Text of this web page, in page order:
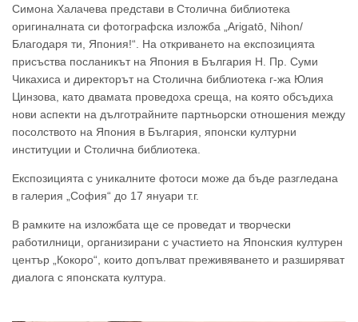
Симона Халачева представи в Столична библиотека
оригиналната си фотографска изложба „Arigatō, Nihon/
Благодаря ти, Япония!“. На откриването на експозицията
присъства посланикът на Япония в България Н. Пр. Суми
Чикахиса и директорът на Столична библиотека г-жа Юлия
Цинзова, като двамата проведоха среща, на която обсъдиха
нови аспекти на дълготрайните партньорски отношения между
посолството на Япония в България, японски културни
институции и Столична библиотека.
Експозицията с уникалните фотоси може да бъде разгледана
в галерия „София“ до 17 януари т.г.
В рамките на изложбата ще се проведат и творчески
работилници, организирани с участието на Японския културен
център „Кокоро“, които допълват преживяването и разширяват
диалога с японската култура.